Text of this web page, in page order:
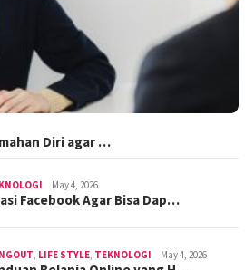
Diri agar …
May 4, 2026
Facebook Agar Bisa Dap…
LIFE STYLE TEKNOLOGI May 4, 2026